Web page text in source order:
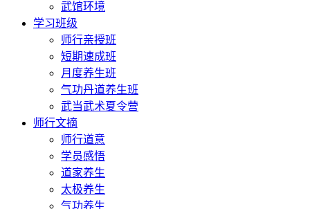
武馆环境
学习班级
师行亲授班
短期速成班
月度养生班
气功丹道养生班
武当武术夏令营
师行文摘
师行道意
学员感悟
道家养生
太极养生
气功养生